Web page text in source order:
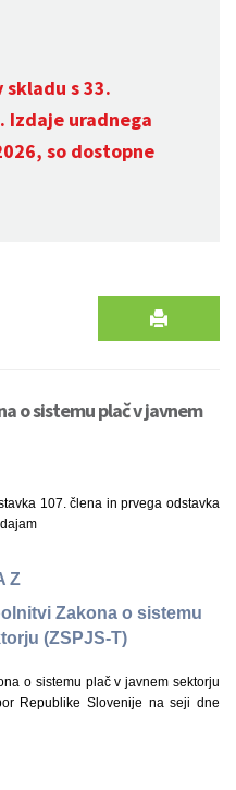
skladu s 33.
Izdaje uradnega
so dostopne
o sistemu plač v javnem
107. člena in prvega odstavka
Z
Zakona o sistemu
(ZSPJS-T)
o sistemu plač v javnem sektorju
Republike Slovenije na seji dne